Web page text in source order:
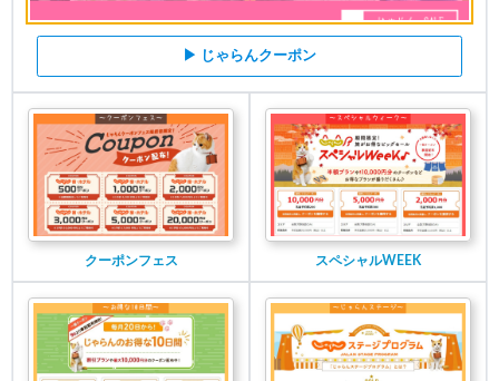
▶ じゃらんクーポン
クーポンフェス スペシャルWEEK